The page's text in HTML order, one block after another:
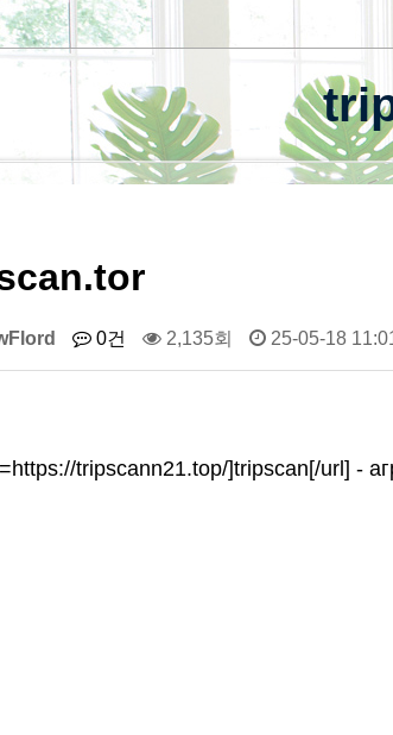
0건 2,135회 25-05-18
tripscann21.top/]tripscan[/url] -